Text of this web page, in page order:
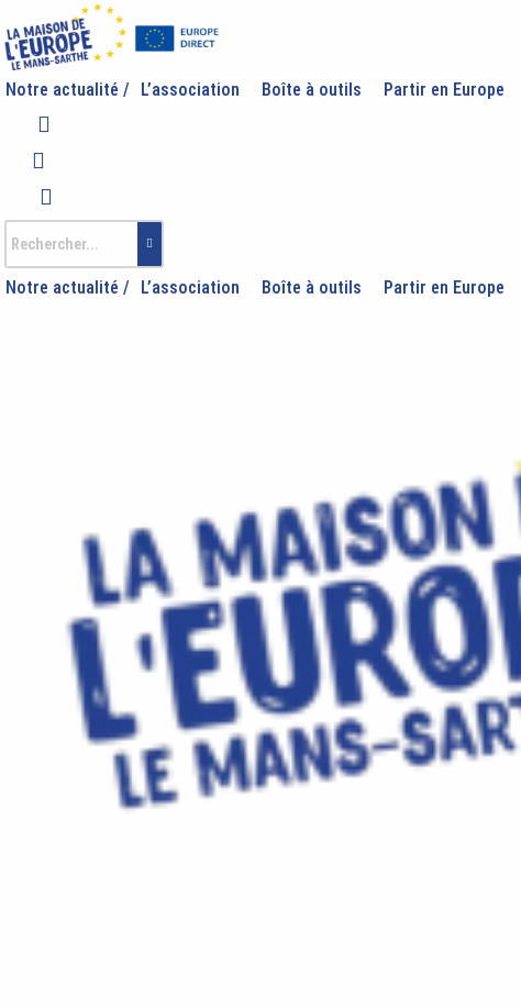
au
contenu
Notre actualité / L’association Boîte à outils Partir en Europe
Notre actualité / L’association Boîte à outils Partir en Europe